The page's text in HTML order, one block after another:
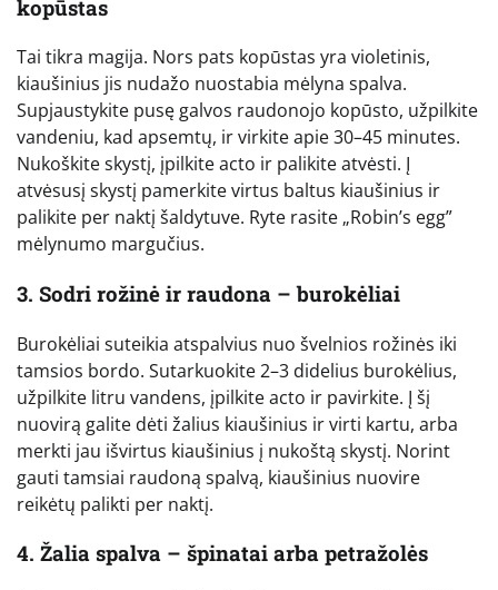
kopūstas
Tai tikra magija. Nors pats kopūstas yra violetinis,
kiaušinius jis nudažo nuostabia mėlyna spalva.
Supjaustykite pusę galvos raudonojo kopūsto, užpilkite
vandeniu, kad apsemtų, ir virkite apie 30–45 minutes.
Nukoškite skystį, įpilkite acto ir palikite atvėsti. Į
atvėsusį skystį pamerkite virtus baltus kiaušinius ir
palikite per naktį šaldytuve. Ryte rasite „Robin’s egg”
mėlynumo margučius.
3. Sodri rožinė ir raudona – burokėliai
Burokėliai suteikia atspalvius nuo švelnios rožinės iki
tamsios bordo. Sutarkuokite 2–3 didelius burokėlius,
užpilkite litru vandens, įpilkite acto ir pavirkite. Į šį
nuovirą galite dėti žalius kiaušinius ir virti kartu, arba
merkti jau išvirtus kiaušinius į nukoštą skystį. Norint
gauti tamsiai raudoną spalvą, kiaušinius nuovire
reikėtų palikti per naktį.
4. Žalia spalva – špinatai arba petražolės